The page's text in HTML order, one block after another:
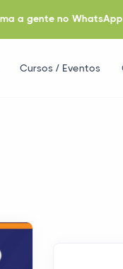
a gente no WhatsApp
Cursos / Eventos